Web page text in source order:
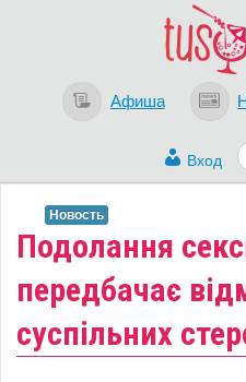
Афиша
Вход
Подолання
передбачає
суспільних
Новость